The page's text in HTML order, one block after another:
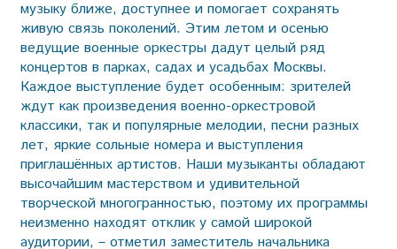
музыку ближе, доступнее и помогает сохранять
живую связь поколений. Этим летом и осенью
ведущие военные оркестры дадут целый ряд
концертов в парках, садах и усадьбах Москвы.
Каждое выступление будет особенным: зрителей
ждут как произведения военно-оркестровой
классики, так и популярные мелодии, песни разных
лет, яркие сольные номера и выступления
приглашённых артистов. Наши музыканты обладают
высочайшим мастерством и удивительной
творческой многогранностью, поэтому их программы
неизменно находят отклик у самой широкой
аудитории, – отметил заместитель начальника